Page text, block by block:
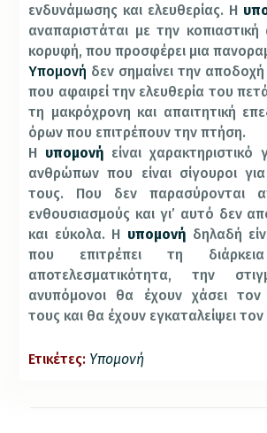
ενδυνάμωσης και ελευθερίας. Η
αναπαριστάται με την
κορυφή, που προσφέρει μια
Υπομονή δεν σημαίνει την
που αφαιρεί την ελευθερία του
τη μακρόχρονη και απαιτητική
όρων που επιτρέπουν την πτήση.
Η υπομονή είναι
ανθρώπων που είναι σίγουροι για
τους. Που δεν παρασύρονται
ενθουσιασμούς και γι’ αυτό δεν
και εύκολα. Η υπομονή δηλαδή
που επιτρέπει τη
αποτελεσματικότητα, την
ανυπόμονοι θα έχουν χάσει τον
τους και θα έχουν εγκαταλείψει
Ετικέτες: Υπομονή